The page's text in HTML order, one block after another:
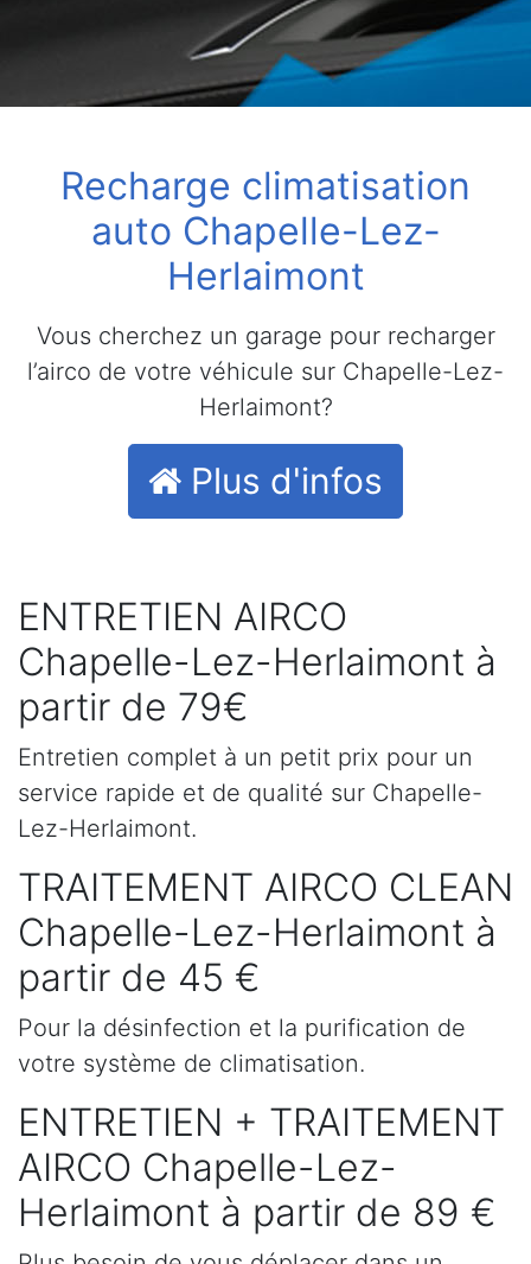
Recharge climatisation
auto Chapelle-Lez-
Herlaimont
Vous cherchez un garage pour recharger
l’airco de votre véhicule sur Chapelle-Lez-
Herlaimont?
Plus d'infos
ENTRETIEN AIRCO
Chapelle-Lez-Herlaimont à
partir de 79€
Entretien complet à un petit prix pour un
service rapide et de qualité sur Chapelle-
Lez-Herlaimont.
TRAITEMENT AIRCO CLEAN
Chapelle-Lez-Herlaimont à
partir de 45 €
Pour la désinfection et la purification de
votre système de climatisation.
ENTRETIEN + TRAITEMENT
AIRCO Chapelle-Lez-
Herlaimont à partir de 89 €